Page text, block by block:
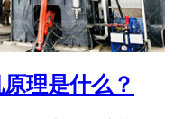
理是什么？